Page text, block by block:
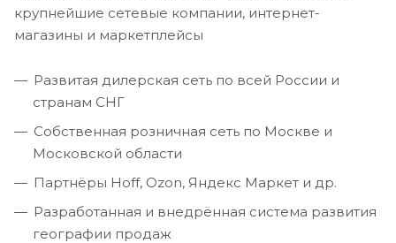
крупнейшие сетевые компании, интернет-
магазины и маркетплейсы
Развитая дилерская сеть по всей России и
странам СНГ
Собственная розничная сеть по Москве и
Московской области
Партнёры Hoff, Ozon, Яндекс Маркет и др.
Разработанная и внедрённая система развития
географии продаж